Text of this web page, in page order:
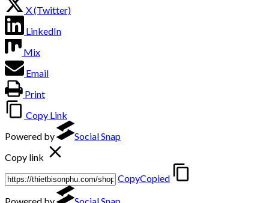
X (Twitter)
LinkedIn
Mix
Email
Print
Copy Link
Powered by
Social Snap
Copy link
CopyCopied